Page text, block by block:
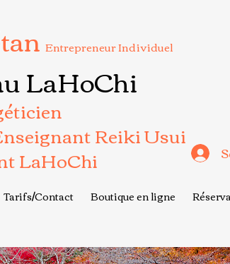
Entrepreneur Individuel
LaHoChi
Reiki Usui
LaHoChi
Tarifs/Contact Boutique en ligne